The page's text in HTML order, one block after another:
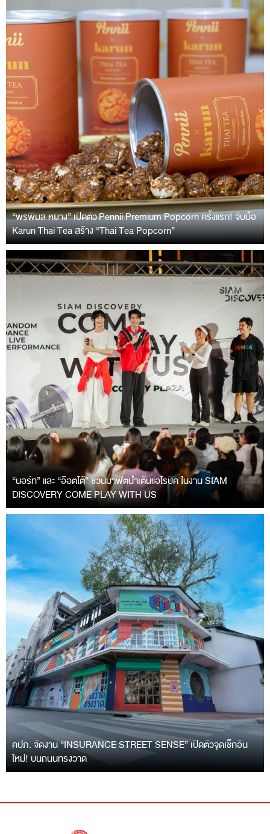
“พรพิมล หยาง” เปิดตัว Pennii Premium Popcorn ครั้งแรก! จับมือ
Karun Thai Tea สร้าง “Thai Tea Popcorn”
“นอร์ท” และ “อ๊อตโต้” ชวนมาฟิตนำเต้นแอโรบิค ในงาน SIAM
DISCOVERY COME PLAY WITH US
คปภ. จัดงาน “INSURANCE STREET SENSE” เปิดตัวจุดเช็กอิน
ใหม่! บนถนนทรงวาด